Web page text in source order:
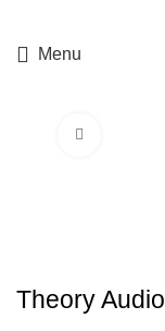
Menu
Theory